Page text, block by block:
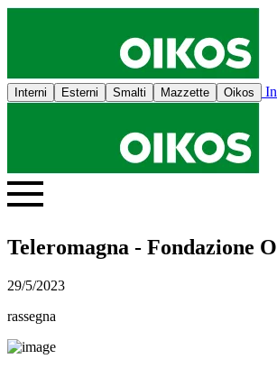
Interni Esterni Smalti Mazzette Oikos
Teleromagna - Fondazione
29/5/2023
rassegna